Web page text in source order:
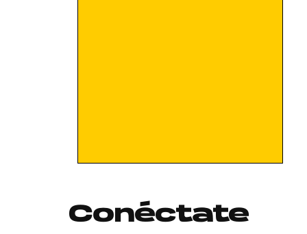
Conéctate